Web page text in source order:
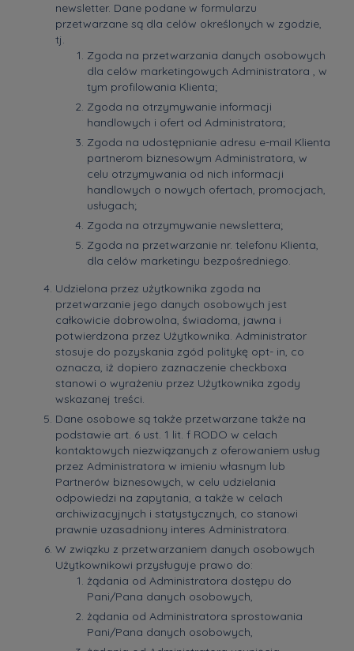
newsletter. Dane podane w formularzu
przetwarzane są dla celów określonych w zgodzie,
tj.
Zgoda na przetwarzania danych osobowych
dla celów marketingowych Administratora , w
tym profilowania Klienta;
Zgoda na otrzymywanie informacji
handlowych i ofert od Administratora;
Zgoda na udostępnianie adresu e-mail Klienta
partnerom biznesowym Administratora, w
celu otrzymywania od nich informacji
handlowych o nowych ofertach, promocjach,
usługach;
Zgoda na otrzymywanie newslettera;
Zgoda na przetwarzanie nr. telefonu Klienta,
dla celów marketingu bezpośredniego.
Udzielona przez użytkownika zgoda na
przetwarzanie jego danych osobowych jest
całkowicie dobrowolna, świadoma, jawna i
potwierdzona przez Użytkownika. Administrator
stosuje do pozyskania zgód politykę opt- in, co
oznacza, iż dopiero zaznaczenie checkboxa
stanowi o wyrażeniu przez Użytkownika zgody
wskazanej treści.
Dane osobowe są także przetwarzane także na
podstawie art. 6 ust. 1 lit. f RODO w celach
kontaktowych niezwiązanych z oferowaniem usług
przez Administratora w imieniu własnym lub
Partnerów biznesowych, w celu udzielania
odpowiedzi na zapytania, a także w celach
archiwizacyjnych i statystycznych, co stanowi
prawnie uzasadniony interes Administratora.
W związku z przetwarzaniem danych osobowych
Użytkownikowi przysługuje prawo do:
żądania od Administratora dostępu do
Pani/Pana danych osobowych,
żądania od Administratora sprostowania
Pani/Pana danych osobowych,